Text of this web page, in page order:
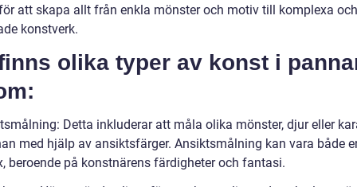
att skapa allt från enkla mönster och motiv till komplexa och
konstverk.
olika typer av konst i
Detta inkluderar att måla olika mönster, djur eller
med hjälp av ansiktsfärger. Ansiktsmålning kan vara både
beroende på konstnärens färdigheter och fantasi.